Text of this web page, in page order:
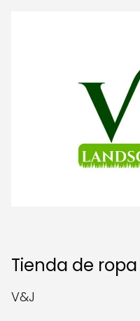
Tienda de
V&J